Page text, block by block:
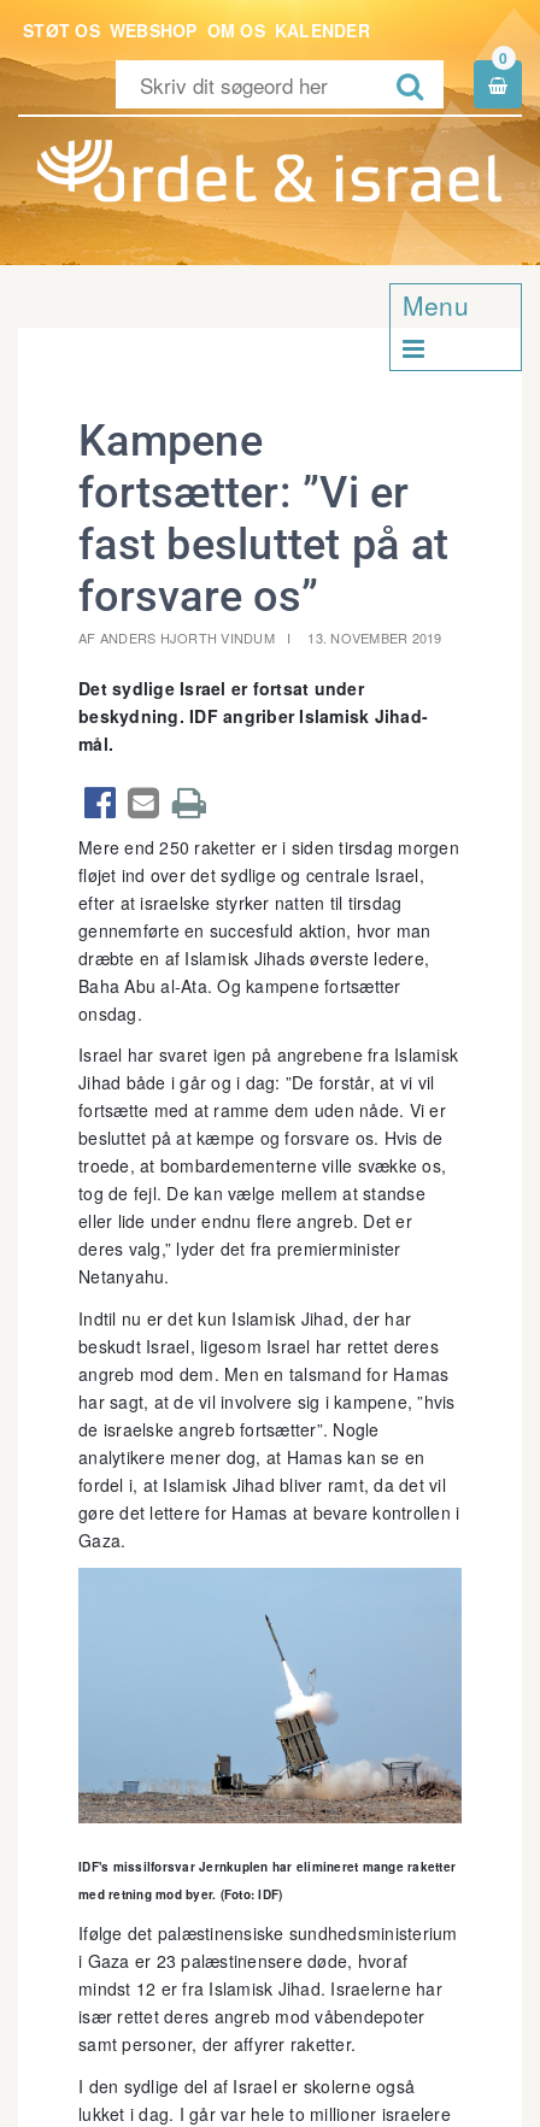
STØT OS WEBSHOP OM OS KALENDER

0

Menu

Kampene
fortsætter: ”Vi er
fast besluttet på at
forsvare os”
AF ANDERS HJORTH VINDUM 13. NOVEMBER 2019
Det sydlige Israel er fortsat under
beskydning. IDF angriber Islamisk Jihad-
mål.
  
Mere end 250 raketter er i siden tirsdag morgen
fløjet ind over det sydlige og centrale Israel,
efter at israelske styrker natten til tirsdag
gennemførte en succesfuld aktion, hvor man
dræbte en af Islamisk Jihads øverste ledere,
Baha Abu al-Ata. Og kampene fortsætter
onsdag.
Israel har svaret igen på angrebene fra Islamisk
Jihad både i går og i dag: ”De forstår, at vi vil
fortsætte med at ramme dem uden nåde. Vi er
besluttet på at kæmpe og forsvare os. Hvis de
troede, at bombardementerne ville svække os,
tog de fejl. De kan vælge mellem at standse
eller lide under endnu flere angreb. Det er
deres valg,” lyder det fra premierminister
Netanyahu.
Indtil nu er det kun Islamisk Jihad, der har
beskudt Israel, ligesom Israel har rettet deres
angreb mod dem. Men en talsmand for Hamas
har sagt, at de vil involvere sig i kampene, ”hvis
de israelske angreb fortsætter”. Nogle
analytikere mener dog, at Hamas kan se en
fordel i, at Islamisk Jihad bliver ramt, da det vil
gøre det lettere for Hamas at bevare kontrollen i
Gaza.
IDF's missilforsvar Jernkuplen har elimineret mange raketter
med retning mod byer. (Foto: IDF)
Ifølge det palæstinensiske sundhedsministerium
i Gaza er 23 palæstinensere døde, hvoraf
mindst 12 er fra Islamisk Jihad. Israelerne har
især rettet deres angreb mod våbendepoter
samt personer, der affyrer raketter.
I den sydlige del af Israel er skolerne også
lukket i dag. I går var hele to millioner israelere